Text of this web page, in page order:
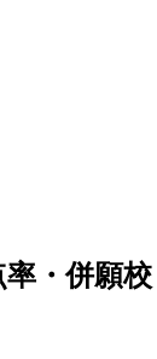
・併願校